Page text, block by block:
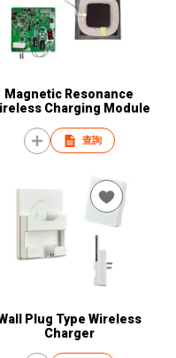
Magnetic Resonance
Charging Module
查詢
Plug Type Wireless
Charger